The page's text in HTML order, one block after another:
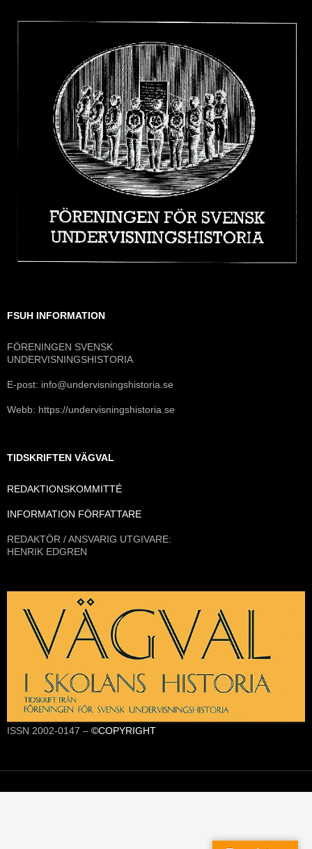
FSUH INFORMATION
FÖRENINGEN SVENSK
UNDERVISNINGSHISTORIA
E-post: info@undervisningshistoria.se
Webb: https://undervisningshistoria.se
TIDSKRIFTEN VÄGVAL
REDAKTIONSKOMMITTÉ
INFORMATION FÖRFATTARE
REDAKTÖR / ANSVARIG UTGIVARE:
HENRIK EDGREN
ISSN 2002-0147 – ©COPYRIGHT